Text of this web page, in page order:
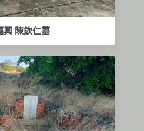
興 陳欽仁墓